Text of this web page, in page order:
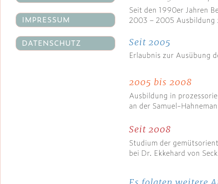
IMPRESSUM
DATENSCHUTZ
Seit den 1990er Jahren
2003 – 2005
Seit 2005
Erlaubnis zur Ausübung
2005 bis 2008
Ausbildung in
an der Samuel-
Seit 2008
Studium der
bei Dr. Ekkehard von